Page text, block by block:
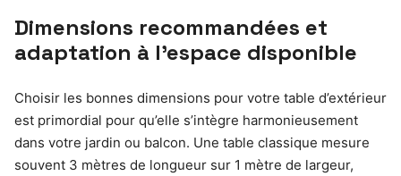
Dimensions recommandées et
adaptation à l’espace disponible
Choisir les bonnes dimensions pour votre table d’extérieur
est primordial pour qu’elle s’intègre harmonieusement
dans votre jardin ou balcon. Une table classique mesure
souvent 3 mètres de longueur sur 1 mètre de largeur,